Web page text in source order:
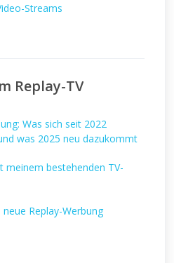
Streams
Replay-TV
Was sich seit 2022
was 2025 neu dazukommt
meinem bestehenden TV-
Replay-Werbung